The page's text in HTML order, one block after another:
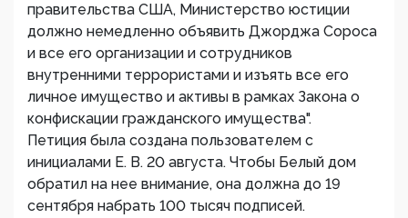
правительства США, Министерство юстиции
должно немедленно объявить Джорджа Сороса
и все его организации и сотрудников
внутренними террористами и изъять все его
личное имущество и активы в рамках Закона о
конфискации гражданского имущества".
Петиция была создана пользователем с
инициалами E. B. 20 августа. Чтобы Белый дом
обратил на нее внимание, она должна до 19
сентября набрать 100 тысяч подписей.